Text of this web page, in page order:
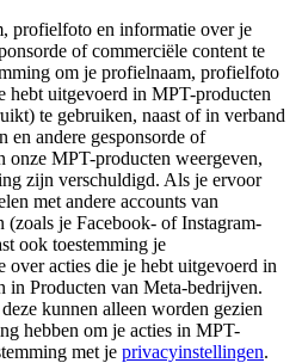
profielfoto en informatie over je
of commerciële content te
om je profielnaam, profielfoto
hebt uitgevoerd in MPT-producten
te gebruiken, naast of in verband
en andere gesponsorde of
onze MPT-producten weergeven,
zijn verschuldigd. Als je ervoor
met andere accounts van
je Facebook- of Instagram-
ook toestemming je
acties die je hebt uitgevoerd in
in Producten van Meta-bedrijven.
kunnen alleen worden gezien
hebben om je acties in MPT-
met je privacyinstellingen.